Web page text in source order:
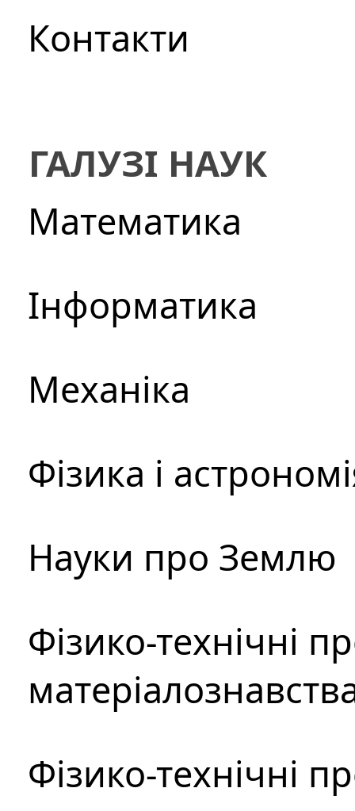
Контакти
ГАЛУЗІ НАУК
Математика
Інформатика
Механіка
Фізика і
Науки про Землю
Фізико-технічні
Фізико-технічні